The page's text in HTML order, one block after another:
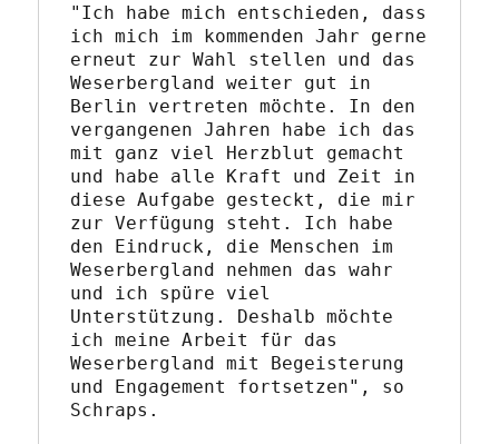
"Ich habe mich entschieden, dass
ich mich im kommenden Jahr gerne
erneut zur Wahl stellen und das
Weserbergland weiter gut in
Berlin vertreten möchte. In den
vergangenen Jahren habe ich das
mit ganz viel Herzblut gemacht
und habe alle Kraft und Zeit in
diese Aufgabe gesteckt, die mir
zur Verfügung steht. Ich habe
den Eindruck, die Menschen im
Weserbergland nehmen das wahr
und ich spüre viel
Unterstützung. Deshalb möchte
ich meine Arbeit für das
Weserbergland mit Begeisterung
und Engagement fortsetzen", so
Schraps.